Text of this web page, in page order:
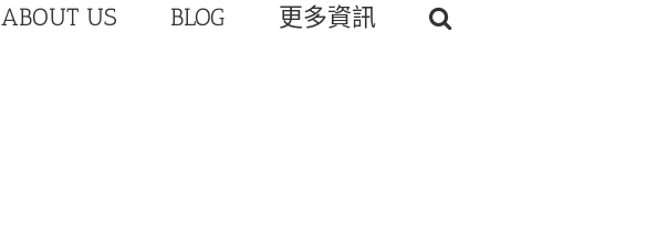
ABOUT US BLOG 更多資訊